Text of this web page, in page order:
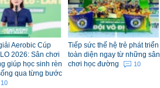
Aerobic Cúp
2026: Sân chơi
giúp học sinh rèn
qua từng bước
10
Tiếp sức thế hệ trẻ phát triển
toàn diện ngay từ những sân
chơi học đường
10